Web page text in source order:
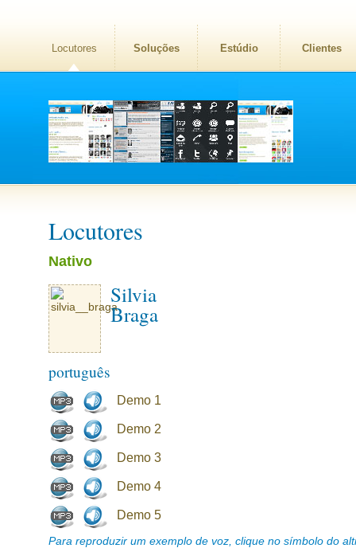
Locutores Soluções Estúdio Clientes
Locutores
Nativo
Silvia
Braga
português
Demo 1
Demo 2
Demo 3
Demo 4
Demo 5
Para reproduzir um exemplo de voz, clique no símbolo do